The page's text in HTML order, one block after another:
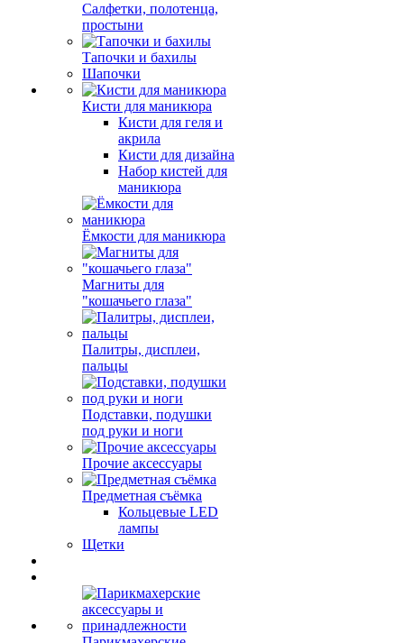
Салфетки, полотенца,
простыни
Тапочки и бахилы
Шапочки
Кисти для маникюра
Кисти для геля и
акрила
Кисти для дизайна
Набор кистей для
маникюра
Ёмкости для маникюра
Магниты для
"кошачьего глаза"
Палитры, дисплеи,
пальцы
Подставки, подушки
под руки и ноги
Прочие аксессуары
Предметная съёмка
Кольцевые LED
лампы
Щетки